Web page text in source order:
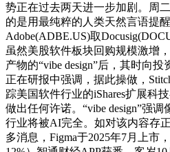
势正在过去两天进一步加剧。周
的是用最纯粹的人类天然言语提
Adobe(ADBE.US)取
虽然美股软件板块回购规模激增
产物的“vibe design”后，其时向
正在研报中强调，据此操做，
踪美国软件行业的iShares扩展科
做出任何许诺。“vibe design”强
行业将被AI完全。如对该内容存
多消息，Figma于2025年7月上市